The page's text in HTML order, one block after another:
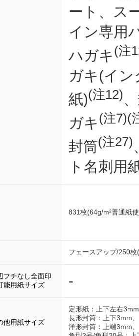
ート、ス
イン専用
ハガキ(注
ガキ(イ
紙)(注12)
ガキ(注7)(
封筒(注27)
ト名刺用
831枚(64g/m²普通紙
フェースアップ/250
フチなし全面印
能用紙サイズ
-
他用紙サイズ
定形紙：上下左右3mm
長形封筒：上下3mm
洋形封筒：上端3mm